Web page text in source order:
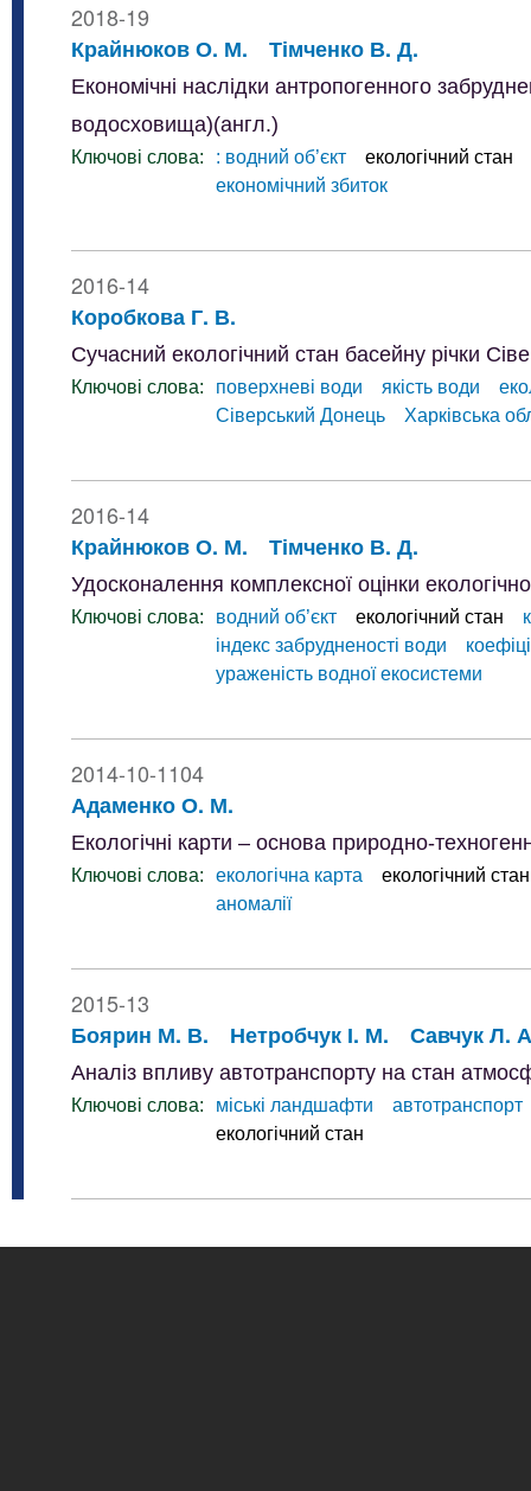
2018-19
Крайнюков О. М.
Тімченко В. Д.
Економічні наслідки антропогенного
водосховища)(англ.)
Ключові слова: : водний об’єкт
екологічний стан
економічний збиток
2016-14
Коробкова Г. В.
Сучасний екологічний стан басейну річки
Ключові слова: поверхневі води якість води
Сіверський Донець
Харківська
2016-14
Крайнюков О. М.
Тімченко В. Д.
Удосконалення комплексної оцінки
Ключові слова: водний об’єкт екологічний стан
індекс забрудненості води
ураженість водної екосистеми
2014-10-1104
Адаменко О. М.
Екологічні карти – основа природно-
Ключові слова: екологічна карта
екологічний стан
аномалії
2015-13
Боярин М. В.
Нетробчук І. М. Савчук Л.
Аналіз впливу автотранспорту на стан
Ключові слова: міські ландшафти
автотранспорт
екологічний стан